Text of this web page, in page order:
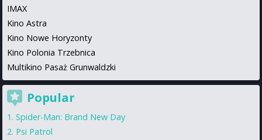
IMAX
Kino Astra
Kino Nowe Horyzonty
Kino Polonia Trzebnica
Multikino Pasaż Grunwaldzki
Popular
Spider-Man: Brand New Day
Psi Patrol